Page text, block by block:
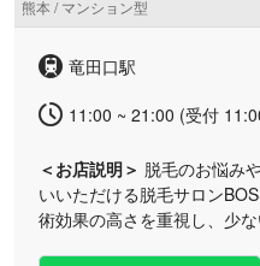
にはコインパーキングもご
ムを、ぜひ当店でお過ごしく
熊本 / マンション型
竜田口駅
11:00 ~ 21:00 (受付
＜お店説明＞ 脱毛のお悩み
いいただける脱毛サロン
術効果の高さを重視し、少